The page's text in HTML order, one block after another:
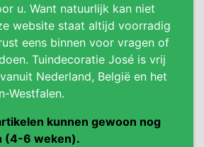
u. Want natuurlijk kan niet
website staat altijd voorradig
eens binnen voor vragen of
Tuindecoratie José is vrij
Nederland, België en het
Westfalen.
kunnen gewoon nog
(4-6 weken).